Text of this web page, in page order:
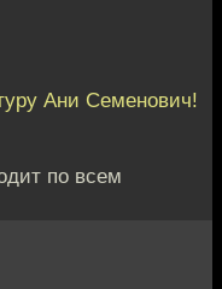
Ани Семенович!
по всем